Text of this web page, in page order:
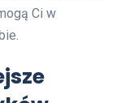
Ci w